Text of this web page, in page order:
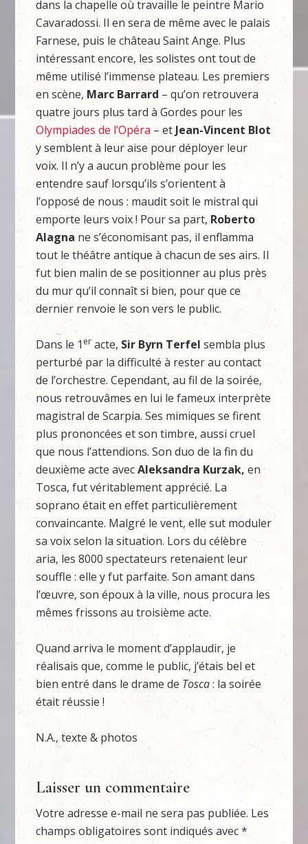
dans la chapelle où travaille le peintre Mario
Cavaradossi. Il en sera de même avec le palais
Farnese, puis le château Saint Ange. Plus
intéressant encore, les solistes ont tout de
même utilisé l’immense plateau. Les premiers
en scène, Marc Barrard – qu’on retrouvera
quatre jours plus tard à Gordes pour les
Olympiades de l’Opéra – et Jean-Vincent Blot
y semblent à leur aise pour déployer leur
voix. Il n’y a aucun problème pour les
entendre sauf lorsqu’ils s’orientent à
l’opposé de nous : maudit soit le mistral qui
emporte leurs voix ! Pour sa part, Roberto
Alagna ne s’économisant pas, il enflamma
tout le théâtre antique à chacun de ses airs. Il
fut bien malin de se positionner au plus près
du mur qu’il connaît si bien, pour que ce
dernier renvoie le son vers le public.
Dans le 1 er acte, Sir Byrn Terfel sembla plus
perturbé par la difficulté à rester au contact
de l’orchestre. Cependant, au fil de la soirée,
nous retrouvâmes en lui le fameux interprète
magistral de Scarpia. Ses mimiques se firent
plus prononcées et son timbre, aussi cruel
que nous l’attendions. Son duo de la fin du
deuxième acte avecAleksandra Kurzak, en
Tosca, fut véritablement apprécié. La
soprano était en effet particulièrement
convaincante. Malgré le vent, elle sut moduler
sa voix selon la situation. Lors du célèbre
aria, les 8000 spectateurs retenaient leur
souffle : elle y fut parfaite. Son amant dans
l’œuvre, son époux à la ville, nous procura les
mêmes frissons au troisième acte.
Quand arriva le moment d’applaudir, je
réalisais que, comme le public, j’étais bel et
bien entré dans le drame de Tosca: la soirée
était réussie !
N.A., texte & photos
Laisser un commentaire
Votre adresse e-mail ne sera pas publiée. Les
champs obligatoires sont indiqués avec*